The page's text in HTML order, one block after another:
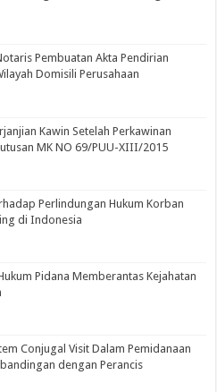
Pembuatan Akta Pendirian
Domisili Perusahaan
Kawin Setelah Perkawinan
MK NO 69/PUU-XIII/2015
Perlindungan Hukum Korban
di Indonesia
Pidana Memberantas Kejahatan
Conjugal Visit Dalam Pemidanaan
dengan Perancis